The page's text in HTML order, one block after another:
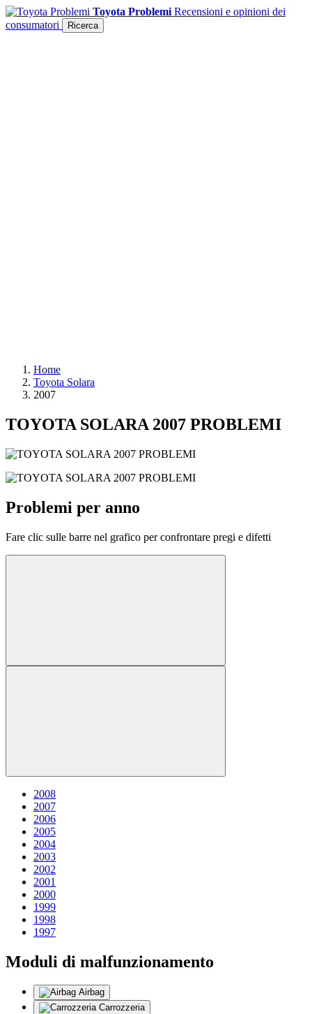
Toyota Problemi Recensioni e opinioni dei
consumatori
Ricerca
Home
Toyota Solara
2007
TOYOTA SOLARA 2007 PROBLEMI
Problemi per anno
Fare clic sulle barre nel grafico per confrontare pregi e difetti
2008
2007
2006
2005
2004
2003
2002
2001
2000
1999
1998
1997
Moduli di malfunzionamento
Airbag
Carrozzeria